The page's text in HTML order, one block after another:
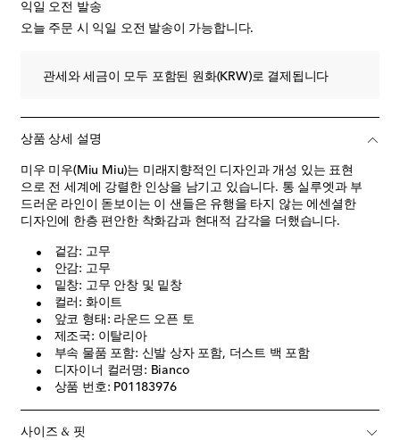
익일 오전 발송
오늘 주문 시 익일 오전 발송이 가능합니다.
관세와 세금이 모두 포함된 원화(KRW)로 결제됩니다
상품 상세 설명
미우 미우(Miu Miu)는 미래지향적인 디자인과 개성 있는 표현
으로 전 세계에 강렬한 인상을 남기고 있습니다. 통 실루엣과 부
드러운 라인이 돋보이는 이 샌들은 유행을 타지 않는 에센셜한
디자인에 한층 편안한 착화감과 현대적 감각을 더했습니다.
겉감: 고무
안감: 고무
밑창: 고무 안창 및 밑창
컬러: 화이트
앞코 형태: 라운드 오픈 토
제조국: 이탈리아
부속 물품 포함: 신발 상자 포함, 더스트 백 포함
디자이너 컬러명: Bianco
상품 번호: P01183976
사이즈 & 핏